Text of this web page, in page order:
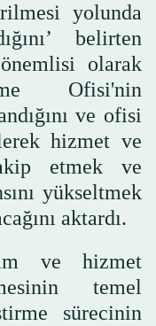
yolunda
belirten
olarak
Ofisi'nin
ve ofisi
hizmet ve
etmek ve
yükseltmek
aktardı.
ve hizmet
temel
sürecinin